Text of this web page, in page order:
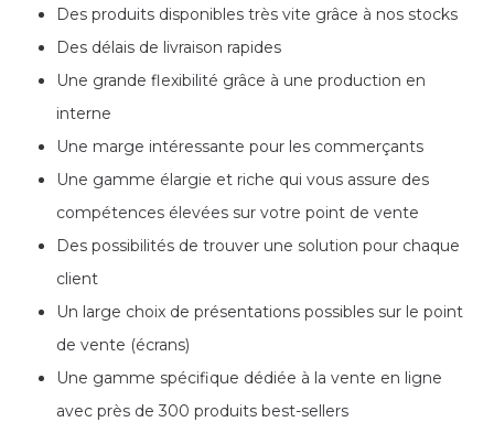
Des produits disponibles très vite grâce à nos stocks
Des délais de livraison rapides
Une grande flexibilité grâce à une production en
interne
Une marge intéressante pour les commerçants
Une gamme élargie et riche qui vous assure des
compétences élevées sur votre point de vente
Des possibilités de trouver une solution pour chaque
client
Un large choix de présentations possibles sur le point
de vente (écrans)
Une gamme spécifique dédiée à la vente en ligne
avec près de 300 produits best-sellers